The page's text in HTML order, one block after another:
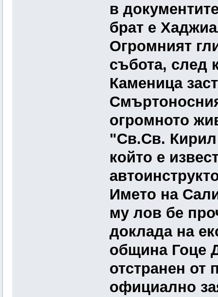
в
брат е
Огромният
събота, след
Каменица
огромното
"Св.Св.
който е
Името на
му лов бе
доклада на
община Гоце
отстранен от
официално